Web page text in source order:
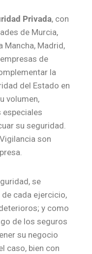
Privada, con
de Murcia,
Mancha, Madrid,
de
la
del Estado en
volumen,
su seguridad.
son
se
cada ejercicio,
y como
de los seguros
su negocio
caso, bien con